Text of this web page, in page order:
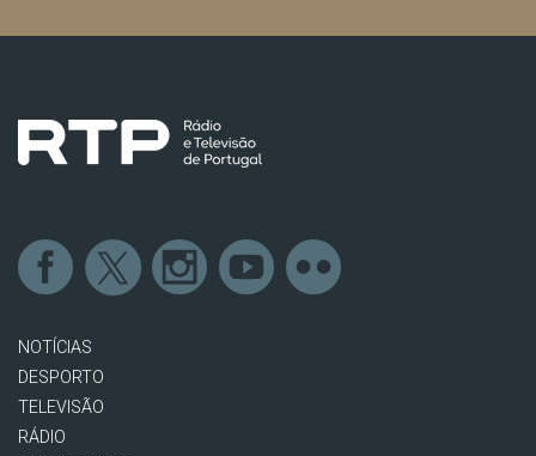
NOTÍCIAS
DESPORTO
TELEVISÃO
RÁDIO